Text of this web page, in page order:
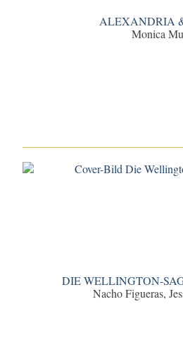
ALEXANDRIA
Monica
DIE WELLINGTON-
Nacho Figueras,